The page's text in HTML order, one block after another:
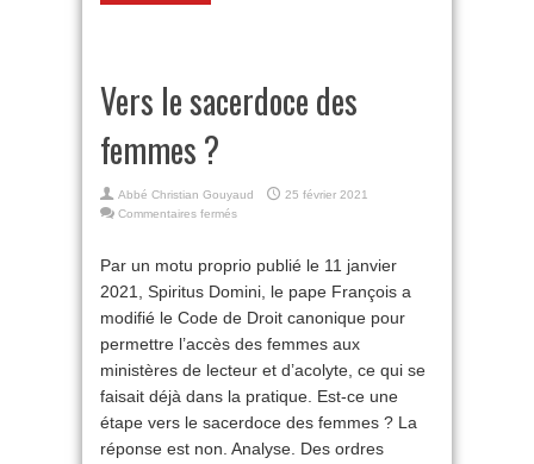
Vers le sacerdoce des
femmes ?
Abbé Christian Gouyaud
25 février 2021
Commentaires fermés
sacerdoce
des
?
Par un motu proprio publié le 11 janvier
2021, Spiritus Domini, le pape François a
modifié le Code de Droit canonique pour
permettre l’accès des femmes aux
ministères de lecteur et d’acolyte, ce qui se
faisait déjà dans la pratique. Est-ce une
étape vers le sacerdoce des femmes ? La
réponse est non. Analyse. Des ordres